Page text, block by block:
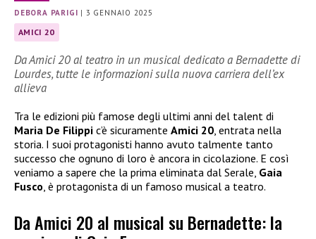
DEBORA PARIGI | 3 GENNAIO 2025
AMICI 20
Da Amici 20 al teatro in un musical dedicato a Bernadette di
Lourdes, tutte le informazioni sulla nuova carriera dell’ex
allieva
Tra le edizioni più famose degli ultimi anni del talent di
Maria De Filippi c’è sicuramente Amici 20, entrata nella
storia. I suoi protagonisti hanno avuto talmente tanto
successo che ognuno di loro è ancora in cicolazione. E così
veniamo a sapere che la prima eliminata dal Serale, Gaia
Fusco, è protagonista di un famoso musical a teatro.
Da Amici 20 al musical su Bernadette: la